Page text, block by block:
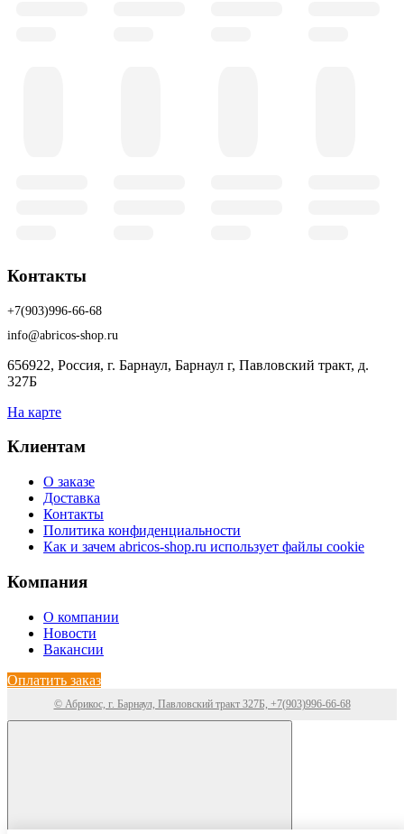
Контакты
+7(903)996-66-68
info@abricos-shop.ru
656922, Россия, г. Барнаул, Барнаул г, Павловский тракт, д.
327Б
На карте
Клиентам
О заказе
Доставка
Контакты
Политика конфиденциальности
Как и зачем abricos-shop.ru использует файлы cookie
Компания
О компании
Новости
Вакансии
Оплатить заказ
© Абрикос, г. Барнаул, Павловский тракт 327Б, +7(903)996-66-68